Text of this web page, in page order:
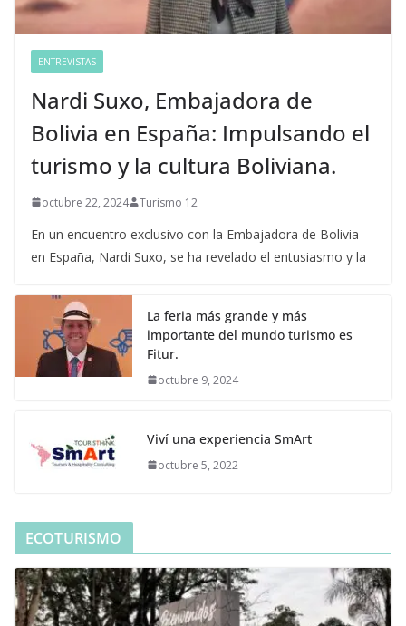
ENTREVISTAS
Nardi Suxo, Embajadora de
Bolivia en España: Impulsando el
turismo y la cultura Boliviana.
octubre 22, 2024 Turismo 12
En un encuentro exclusivo con la Embajadora de Bolivia
en España, Nardi Suxo, se ha revelado el entusiasmo y la
La feria más grande y más
importante del mundo turismo es
Fitur.
octubre 9, 2024
Viví una experiencia SmArt
octubre 5, 2022
ECOTURISMO